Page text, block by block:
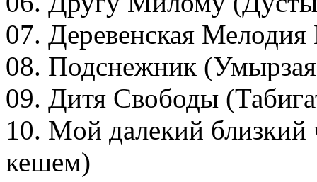
07. Деревенская
08. Подснежник
09. Дитя Свободы
10. Moй далекий
кешем)